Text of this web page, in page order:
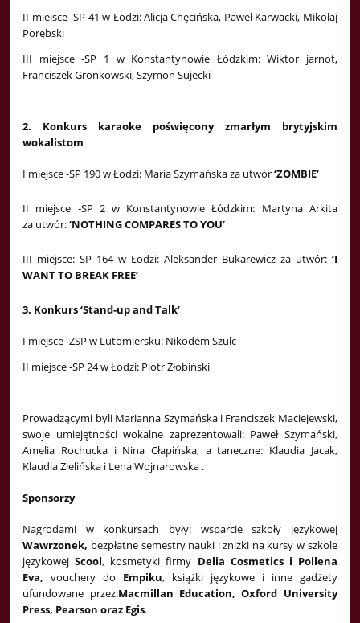
II miejsce -SP 41 w Łodzi: Alicja Chęcińska, Paweł Karwacki, Mikołaj
Porębski
III miejsce -SP 1 w Konstantynowie Łódzkim: Wiktor jarnot,
Franciszek Gronkowski, Szymon Sujecki
2. Konkurs karaoke poświęcony zmarłym brytyjskim
wokalistom
I miejsce -SP 190 w Łodzi: Maria Szymańska za utwór‘ZOMBIE’
II miejsce -SP 2 w Konstantynowie Łódzkim: Martyna Arkita
za utwór:‘NOTHING COMPARES TO YOU’
III miejsce: SP 164 w Łodzi: Aleksander Bukarewicz za utwór: ‘I
WANT TO BREAK FREE’
3. Konkurs ‘Stand-up and Talk’
I miejsce -ZSP w Lutomiersku: Nikodem Szulc
II miejsce -SP 24 w Łodzi: Piotr Żłobiński
Prowadzącymi byli Marianna Szymańska i Franciszek Maciejewski,
swoje umiejętności wokalne zaprezentowali: Paweł Szymański,
Amelia Rochucka i Nina Cłapińska, a taneczne: Klaudia Jacak,
Klaudia Zielińska i Lena Wojnarowska .
Sponsorzy
Nagrodami w konkursach były: wsparcie szkoły językowej
Wawrzonek, bezpłatne semestry nauki i zniżki na kursy w szkole
językowejScool, kosmetyki firmy Delia Cosmetics i Pollena
Eva,vouchery do Empiku, książki językowe i inne gadżety
ufundowane przez:Macmillan Education, Oxford University
Press, Pearson oraz Egis.